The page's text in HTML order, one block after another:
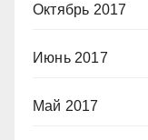
Октябрь 2017
Июнь 2017
Май 2017